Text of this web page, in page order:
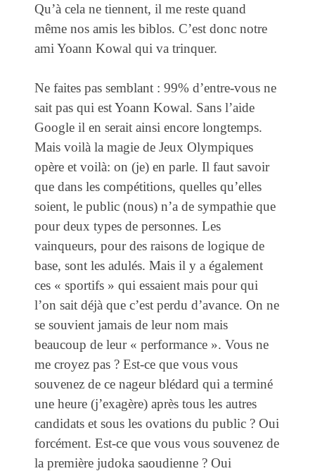
Qu’à cela ne tiennent, il me reste quand
même nos amis les biblos. C’est donc notre
ami Yoann Kowal qui va trinquer.
Ne faites pas semblant : 99% d’entre-vous ne
sait pas qui est Yoann Kowal. Sans l’aide
Google il en serait ainsi encore longtemps.
Mais voilà la magie de Jeux Olympiques
opère et voilà: on (je) en parle. Il faut savoir
que dans les compétitions, quelles qu’elles
soient, le public (nous) n’a de sympathie que
pour deux types de personnes. Les
vainqueurs, pour des raisons de logique de
base, sont les adulés. Mais il y a également
ces « sportifs » qui essaient mais pour qui
l’on sait déjà que c’est perdu d’avance. On ne
se souvient jamais de leur nom mais
beaucoup de leur « performance ». Vous ne
me croyez pas ? Est-ce que vous vous
souvenez de ce nageur blédard qui a terminé
une heure (j’exagère) après tous les autres
candidats et sous les ovations du public ? Oui
forcément. Est-ce que vous vous souvenez de
la première judoka saoudienne ? Oui